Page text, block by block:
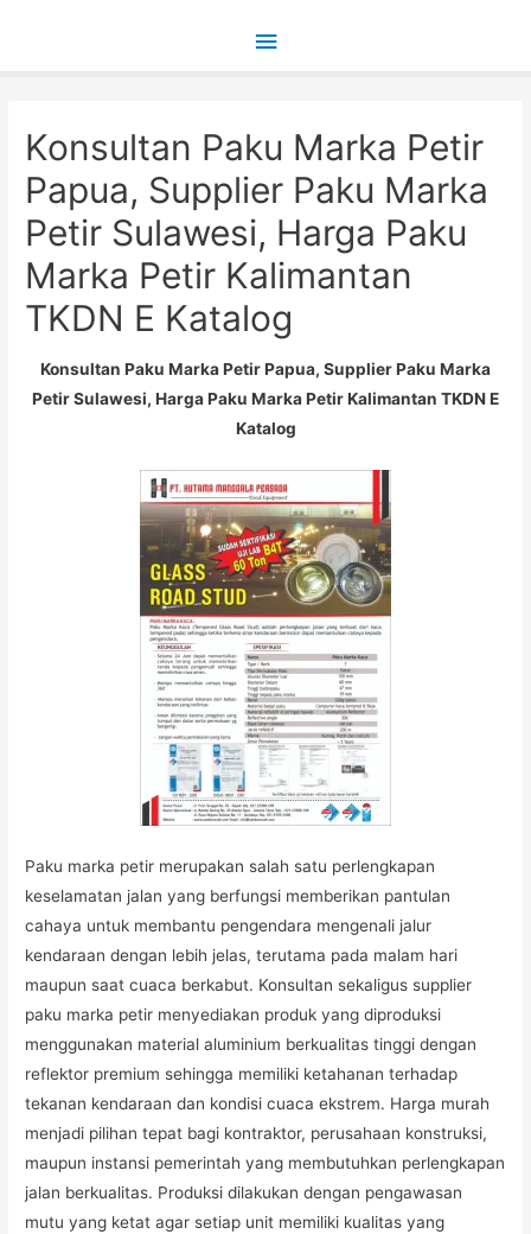
Main
Konsultan Paku Marka Petir
Papua, Supplier Paku Marka
Petir Sulawesi, Harga Paku
Marka Petir Kalimantan
TKDN E Katalog
Konsultan Paku Marka Petir Papua, Supplier Paku Marka
Petir Sulawesi, Harga Paku Marka Petir Kalimantan TKDN E
Katalog
Paku marka petir merupakan salah satu perlengkapan
keselamatan jalan yang berfungsi memberikan pantulan
cahaya untuk membantu pengendara mengenali jalur
kendaraan dengan lebih jelas, terutama pada malam hari
maupun saat cuaca berkabut. Konsultan sekaligus supplier
paku marka petir menyediakan produk yang diproduksi
menggunakan material aluminium berkualitas tinggi dengan
reflektor premium sehingga memiliki ketahanan terhadap
tekanan kendaraan dan kondisi cuaca ekstrem. Harga murah
menjadi pilihan tepat bagi kontraktor, perusahaan konstruksi,
maupun instansi pemerintah yang membutuhkan perlengkapan
jalan berkualitas. Produksi dilakukan dengan pengawasan
mutu yang ketat agar setiap unit memiliki kualitas yang